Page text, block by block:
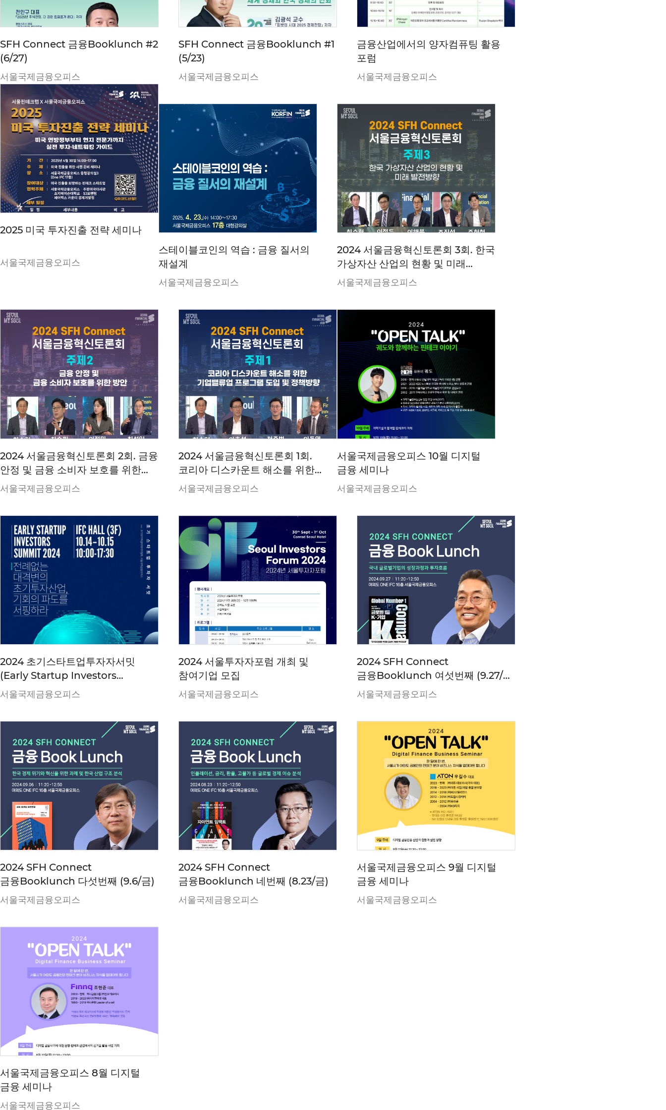
SFH Connect 금융Booklunch #2
(6/27)
서울국제금융오피스
SFH Connect 금융Booklunch #1
(5/23)
서울국제금융오피스
금융산업에서의 양자컴퓨팅 활용
포럼
서울국제금융오피스
2025 미국 투자진출 전략 세미나
서울국제금융오피스
스테이블코인의 역습 : 금융 질서의
재설계
서울국제금융오피스
2024 서울금융혁신토론회 3회. 한국
가상자산 산업의 현황 및 미래
발전방향
서울국제금융오피스
2024 서울금융혁신토론회 2회. 금융
안정 및 금융 소비자 보호를 위한
방안
서울국제금융오피스
2024 서울금융혁신토론회 1회.
코리아 디스카운트 해소를 위한
기업밸류업 프로그램 도입 및 정책
서울국제금융오피스
서울국제금융오피스 10월 디지털
금융 세미나
서울국제금융오피스
2024 초기스타트업투자자서밋
(Early Startup Investors
Summit 2024)
서울국제금융오피스
2024 서울투자자포럼 개최 및
참여기업 모집
서울국제금융오피스
2024 SFH Connect
금융Booklunch 여섯번째 (9.27/
금)
서울국제금융오피스
2024 SFH Connect
금융Booklunch 다섯번째 (9.6/금)
서울국제금융오피스
2024 SFH Connect
금융Booklunch 네번째 (8.23/금)
서울국제금융오피스
서울국제금융오피스 9월 디지털
금융 세미나
서울국제금융오피스
서울국제금융오피스 8월 디지털
금융 세미나
서울국제금융오피스